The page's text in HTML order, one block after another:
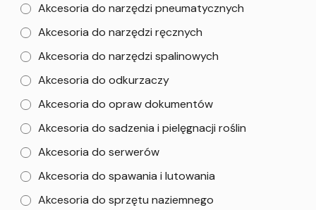
Akcesoria do narzędzi pneumatycznych
Akcesoria do narzędzi ręcznych
Akcesoria do narzędzi spalinowych
Akcesoria do odkurzaczy
Akcesoria do opraw dokumentów
Akcesoria do sadzenia i pielęgnacji roślin
Akcesoria do serwerów
Akcesoria do spawania i lutowania
Akcesoria do sprzętu naziemnego